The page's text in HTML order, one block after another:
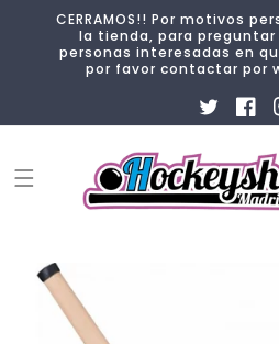
directamente
al contenido
CERRAMOS!! Por motivos
la tienda, para
personas interesadas en
por favor contactar por
Twitter
directamente
a la
información
del producto